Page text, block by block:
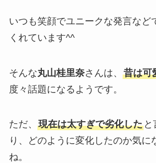
いつも笑顔でユニークな発言など
くれています^^
そんな丸山桂里奈さんは、 昔は可
度々話題になるようです。
ただ、 現在は太すぎで劣化したと
り、どのように変化したのか気に
ね。